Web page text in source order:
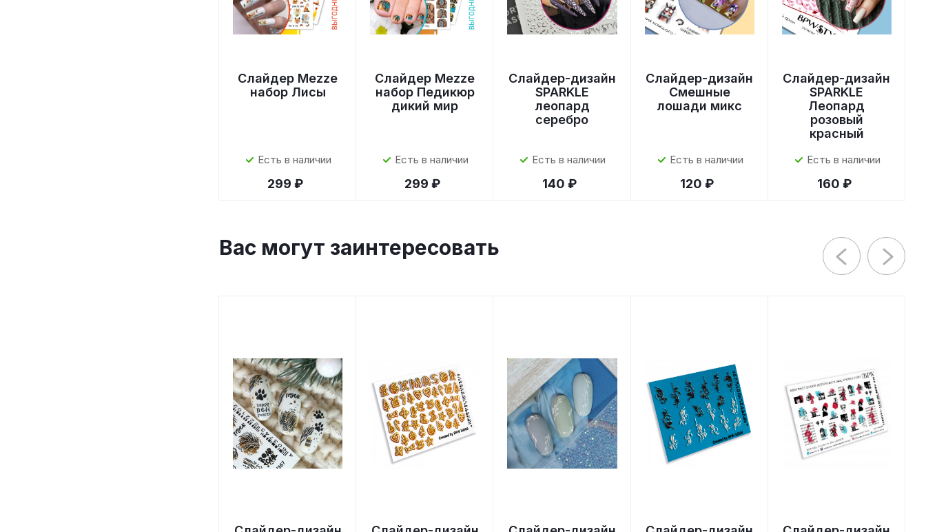
Слайдер Mezze
набор Лисы
Есть в наличии
299 ₽
Слайдер Mezze
набор Педикюр
дикий мир
Есть в наличии
299 ₽
Слайдер-дизайн
SPARKLE
леопард
серебро
Есть в наличии
140 ₽
Слайдер-дизайн
Смешные
лошади микс
Есть в наличии
120 ₽
Слайдер-дизайн
SPARKLE
Леопард
розовый
красный
Есть в наличии
160 ₽
Вас могут заинтересовать